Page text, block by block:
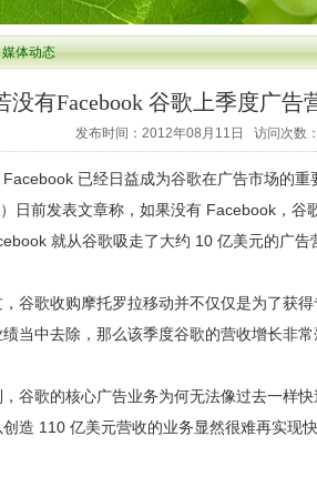
媒体动态
没有Facebook 谷歌上季度广告
发布时间：2012年08月11日 访问次数
已经日益成为谷歌在广告市场的重
日前发表文章称，如果没有 Facebook，谷
就从谷歌吸走了大约 10 亿美元的广
歌收购摩托罗拉移动并不仅仅是为了获得
当中去除，那么该季度谷歌的营收增长非
歌的核心广告业务为何无法像过去一样快
造 110 亿美元营收的业务显然很难再实现